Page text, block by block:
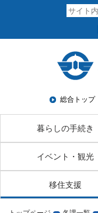
総合トップ
暮らしの手続き
イベント・観光
移住支援